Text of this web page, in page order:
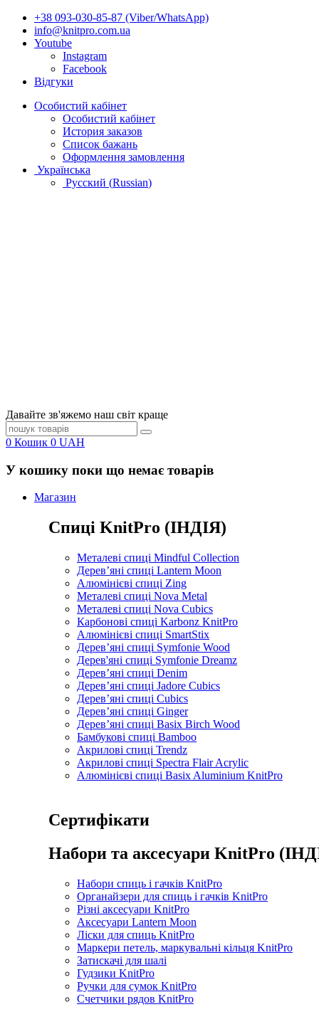
+38 093-030-85-87 (Viber/WhatsApp)
info@knitpro.com.ua
Youtube
Instagram
Facebook
Відгуки
Особистий кабінет
Особистий кабінет
История заказов
Список бажань
Оформлення замовлення
Українська
Русский (Russian)
Давайте зв'яжемо наш світ краще
0 Кошик 0 UAH
У кошику поки що немає товарів
Магазин
Спиці KnitPro (ІНДІЯ)
Металеві спиці Mindful Collection
Дерев’яні спиці Lantern Moon
Алюмінієві спиці Zing
Металеві спиці Nova Metal
Металеві спиці Nova Cubics
Карбонові спиці Karbonz KnitPro
Алюмінієві спиці SmartStix
Дерев’яні спиці Symfonie Wood
Дерев'яні спиці Symfonie Dreamz
Дерев’яні спиці Denim
Дерев’яні спиці Jadore Cubics
Дерев’яні спиці Cubics
Дерев’яні спиці Ginger
Дерев’яні спиці Basix Birch Wood
Бамбукові спиці Bamboo
Акрилові спиці Trendz
Акрилові спиці Spectra Flair Acrylic
Алюмінієві спиці Basix Aluminium KnitPro
Сертифікати
Набори та аксесуари KnitPro
Набори спиць і гачків KnitPro
Органайзери для спиць і гачків KnitPro
Різні аксесуари KnitPro
Аксесуари Lantern Moon
Ліски для спиць KnitPro
Маркери петель, маркувальні кільця KnitPro
Затискачі для шалі
Гудзики KnitPro
Ручки для сумок KnitPro
Счетчики рядов KnitPro